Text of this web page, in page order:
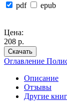
pdf
epub
Цена:
208 р.
Скачать
Оглавление
Описание
Отзывы
Другие